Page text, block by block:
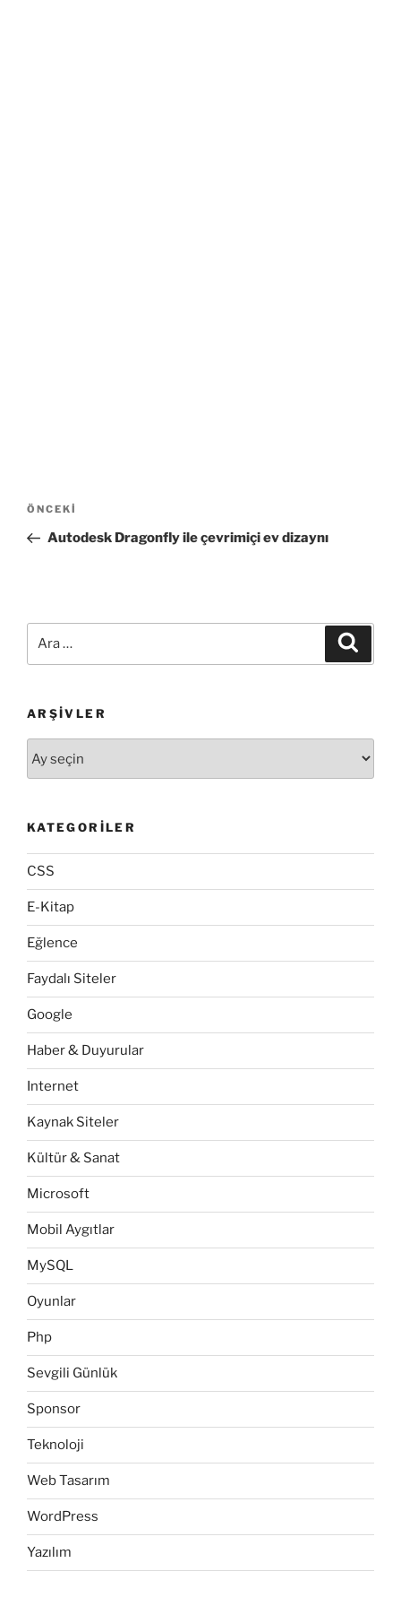
Yazı
Önceki
Yazı
ÖNCEKI
Autodesk Dragonfly ile çevrimiçi ev dizaynı
ARŞIVLER
KATEGORILER
CSS
E-Kitap
Eğlence
Faydalı Siteler
Google
Haber & Duyurular
Internet
Kaynak Siteler
Kültür & Sanat
Microsoft
Mobil Aygıtlar
MySQL
Oyunlar
Php
Sevgili Günlük
Sponsor
Teknoloji
Web Tasarım
WordPress
Yazılım